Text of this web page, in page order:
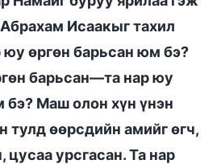
Исаакыг тахил
өргөн барьсан юм бэ?
барьсан—та нар юу
бэ? Маш олон хүн үнэн
тулд өөрсдийн амийг өгч,
цусаа урсгасан. Та нар